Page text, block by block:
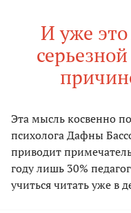
И уже это
Эта мысль косвенно
психолога Дафны
приводит
году лишь 30%
учиться читать уже в